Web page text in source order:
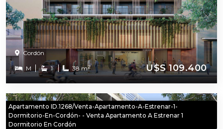
Cordón
M 1 38 m2 U$S 109.400
Apartamento ID.1268/Venta-Apartamento-A-Estrenar-1-
Dormitorio-En-Cordón- - Venta Apartamento A Estrenar 1
Dormitorio En Cordón